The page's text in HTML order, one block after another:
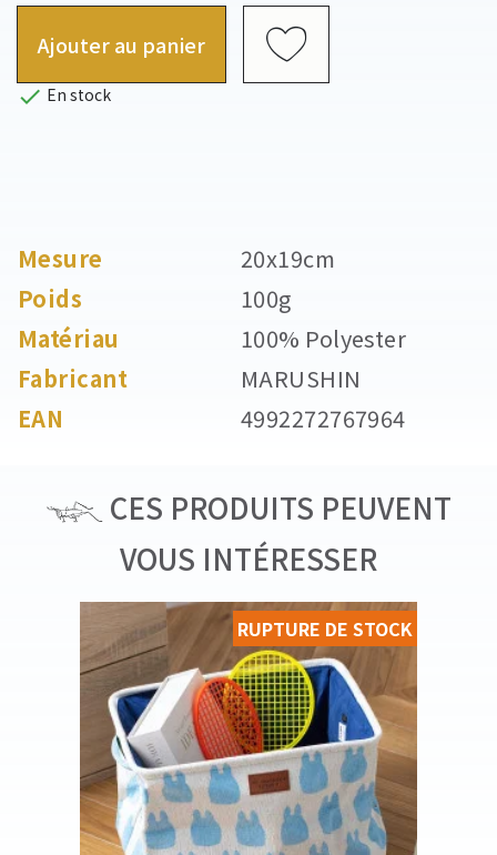
Ajouter au panier
 En stock
Mesure
20x19cm
Poids
100g
Matériau
100% Polyester
Fabricant
MARUSHIN
EAN
4992272767964
CES PRODUITS PEUVENT
VOUS INTÉRESSER
RUPTURE DE STOCK